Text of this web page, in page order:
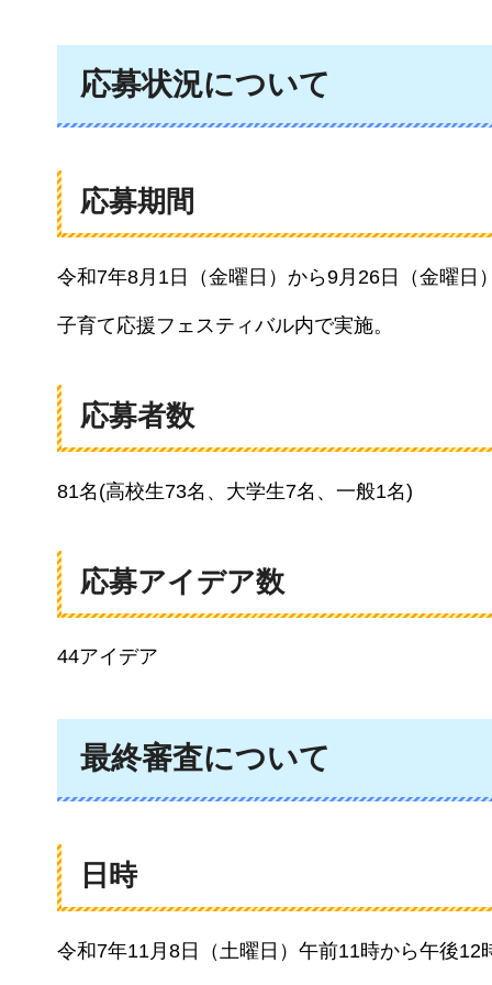
応募状況について
応募期間
令和7年8月1日（金曜日）から9月26日（金曜日
子育て応援フェスティバル内で実施。
応募者数
81名(高校生73名、大学生7名、一般1名)
応募アイデア数
44アイデア
最終審査について
日時
令和7年11月8日（土曜日）午前11時から午後12